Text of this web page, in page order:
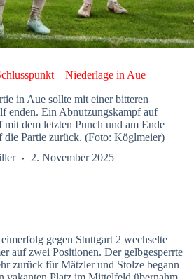
– Niederlage in Aue
in Aue sollte mit einer bitteren
enden. Ein Abnutzungskampf auf
dem letzten Punch und am Ende
Partie zurück. (Foto: Köglmeier)
2. November 2025
gegen Stuttgart 2 wechselte
auf zwei Positionen. Der gelbgesperrte
zurück für Mätzler und Stolze begann